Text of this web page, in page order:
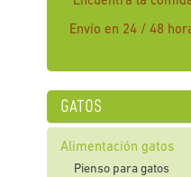
Envío en 24 / 48
gatos
Alimentación gatos
Pienso para gatos